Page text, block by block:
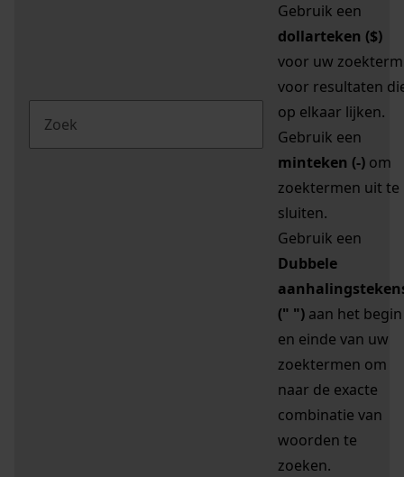
Gebruik een
dollarteken ($)
voor uw zoekterm
voor resultaten
op elkaar lijken.
Gebruik een
minteken (-) om
zoektermen uit te
sluiten.
Gebruik een
Dubbele
(" ") aan het begin
en einde van uw
zoektermen om
naar de exacte
combinatie van
woorden te
zoeken.